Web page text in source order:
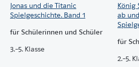
Jonas und die Titanic
Spielgeschichte. Band 1
für Schülerinnen und Schüler
3.–5. Klasse
König
ab
für
2.–5.